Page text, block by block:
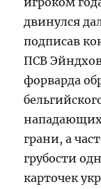
двинулся
подписав
ПСВ
форварда
нападающих
грани, а
грубости
карточек